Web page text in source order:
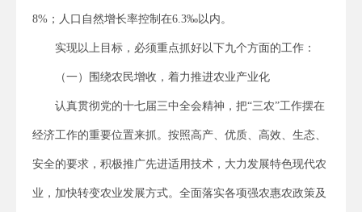
8%；人口自然增长率控制在6.3‰以内。
实现以上目标，必须重点抓好以下九个方面的工作：
（一）围绕农民增收，着力推进农业产业化
认真贯彻党的十七届三中全会精神，把“三农”工作摆在
经济工作的重要位置来抓。按照高产、优质、高效、生态、
安全的要求，积极推广先进适用技术，大力发展特色现代农
业，加快转变农业发展方式。全面落实各项强农惠农政策及